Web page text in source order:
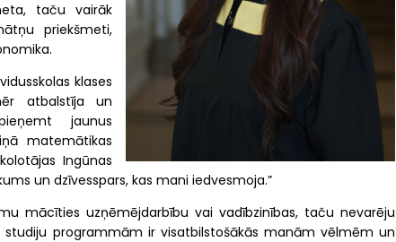
taču vairāk
priekšmeti,
klases
atbalstīja un
jaunus
matemātikas
Ingūnas
un dzīvesspars, kas mani iedvesmoja.”
mācīties uzņēmējdarbību vai vadībzinības, taču nevarēju
programmām ir visatbilstošākās manām vēlmēm un